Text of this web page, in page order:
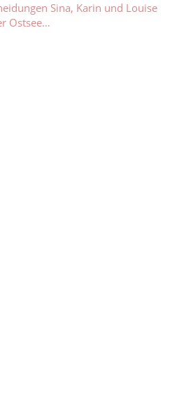
Sina, Karin und Louise
Ostsee…